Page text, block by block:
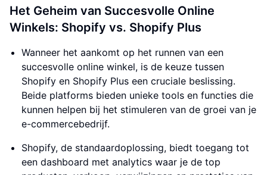
Het Geheim van Succesvolle Online
Winkels: Shopify vs. Shopify Plus
Wanneer het aankomt op het runnen van een
succesvolle online winkel, is de keuze tussen
Shopify en Shopify Plus een cruciale beslissing.
Beide platforms bieden unieke tools en functies die
kunnen helpen bij het stimuleren van de groei van je
e-commercebedrijf.
Shopify, de standaardoplossing, biedt toegang tot
een dashboard met analytics waar je de top